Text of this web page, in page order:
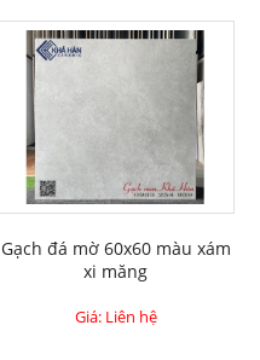
Gạch đá mờ 60x60 màu xám
xi măng
Giá: Liên hệ